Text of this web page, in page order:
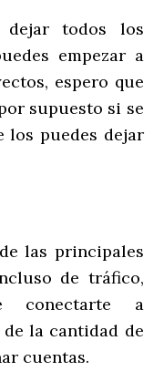
todos los
empezar a
espero que
supuesto si se
los puedes dejar
las principales
de tráfico,
conectarte a
la cantidad de
cuentas.